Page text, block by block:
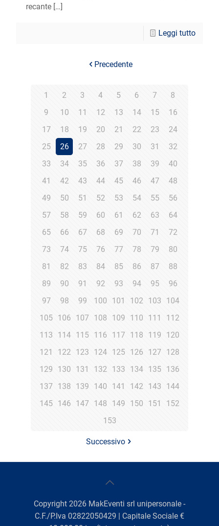
recante […]
Leggi tutto
Precedente
1 2 3 4 5 6 7
8
9
10 11 12 13 14 15
16
17
18 19 20 21 22 23
24
25
26 27 28 29 30 31
32
33
34 35 36 37 38 39
40
41
42 43 44 45 46 47
48
49
50 51 52 53 54 55
56
57
58 59 60 61 62 63
64
65
66 67 68 69 70 71
72
73
74 75 76 77 78 79
80
81
82 83 84 85 86 87
88
89
90 91 92 93 94 95
96
97
98 99 100 101 102 103
104
105
106 107 108 109 110 111
112
113
114 115 116 117 118 119
120
121
122 123 124 125 126 127
128
129
130 131 132 133 134 135
136
137
138 139 140 141 142 143
144
145
146 147 148 149 150 151
152
153
Successivo
Copyright 2026 MakEventi srl unipersonale -
C.F./P.Iva 02822050429 | Capitale Sociale €